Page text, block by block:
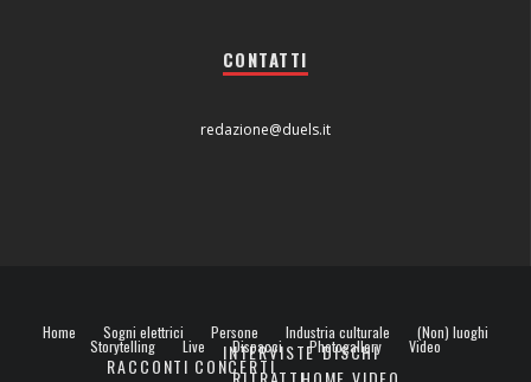
CONTATTI
redazione@duels.it
Home Sogni elettrici Persone
INTERVISTE
Industria culturale
DISCHI
(Non) luoghi
Storytelling
RACCONTI
Live
CONCERTI
Dispacci Photogallery Video